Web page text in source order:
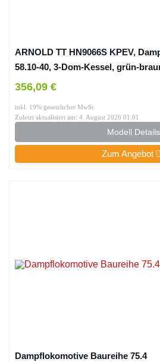
ARNOLD TT HN9066S KPEV,
58.10-40, 3-Dom-Kessel, grün-
Ich, mit DCC-Sounddecoder Lok –
356,09 €
inkl. 19% gesetzlicher MwSt.
Zuletzt aktualisiert am: 4. August 2026 01:01
Modell Details
Zum Angebot
Dampflokomotive Baureihe 75.4